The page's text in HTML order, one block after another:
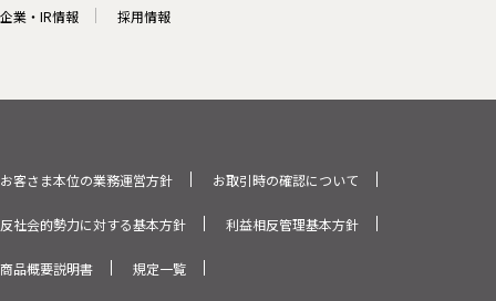
企業・IR情報 採用情報
お客さま本位の業務運営方針 お取引時の確認について
反社会的勢力に対する基本方針 利益相反管理基本方針
商品概要説明書 規定一覧